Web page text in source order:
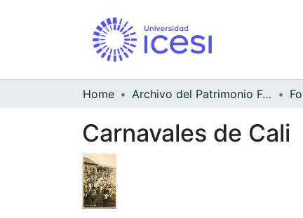
Home Archivo del Patrimonio Fotográfico y Fílmico del Valle del Cauca
Carnavales de Cali